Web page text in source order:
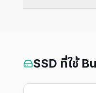
SSD ที่ใช้